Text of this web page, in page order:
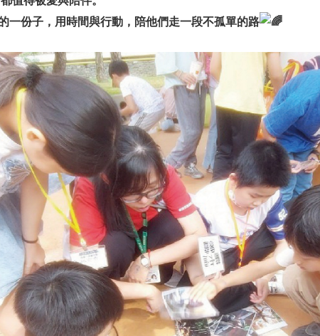
一份子，用時間與行動，陪他們走一段不孤單的路